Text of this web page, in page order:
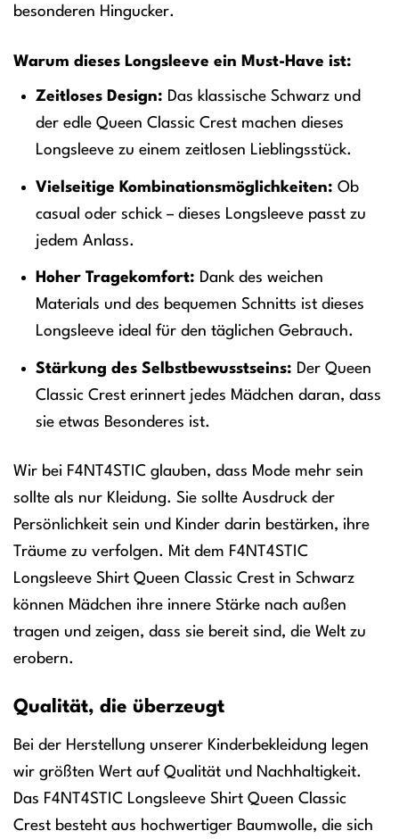
besonderen Hingucker.
Warum dieses Longsleeve ein Must-Have ist:
Zeitloses Design: Das klassische Schwarz und
der edle Queen Classic Crest machen dieses
Longsleeve zu einem zeitlosen Lieblingsstück.
Vielseitige Kombinationsmöglichkeiten: Ob
casual oder schick – dieses Longsleeve passt zu
jedem Anlass.
Hoher Tragekomfort: Dank des weichen
Materials und des bequemen Schnitts ist dieses
Longsleeve ideal für den täglichen Gebrauch.
Stärkung des Selbstbewusstseins: Der Queen
Classic Crest erinnert jedes Mädchen daran, dass
sie etwas Besonderes ist.
Wir bei F4NT4STIC glauben, dass Mode mehr sein
sollte als nur Kleidung. Sie sollte Ausdruck der
Persönlichkeit sein und Kinder darin bestärken, ihre
Träume zu verfolgen. Mit dem F4NT4STIC
Longsleeve Shirt Queen Classic Crest in Schwarz
können Mädchen ihre innere Stärke nach außen
tragen und zeigen, dass sie bereit sind, die Welt zu
erobern.
Qualität, die überzeugt
Bei der Herstellung unserer Kinderbekleidung legen
wir größten Wert auf Qualität und Nachhaltigkeit.
Das F4NT4STIC Longsleeve Shirt Queen Classic
Crest besteht aus hochwertiger Baumwolle, die sich